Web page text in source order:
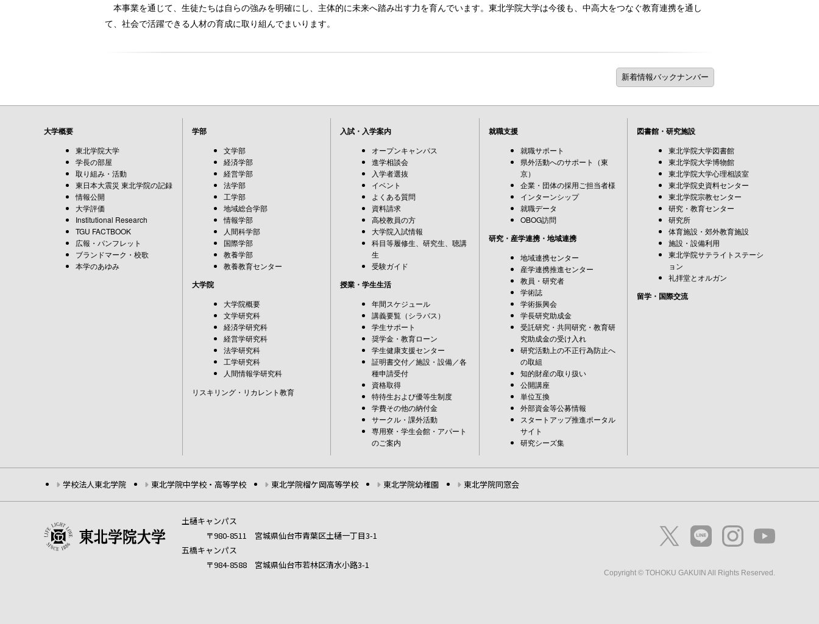
本事業を通じて、生徒たちは自らの強みを明確にし、主体的に未来へ踏み出す力を育んでいます。東北学院大学は今後も、中高大をつなぐ教育連携を通し
て、社会で活躍できる人材の育成に取り組んでまいります。
大学概要
東北学院大学
学長の部屋
取り組み・活動
東日本大震災 東北学院の記録
情報公開
大学評価
Institutional Research
TGU FACTBOOK
広報・パンフレット
ブランドマーク・校歌
本学のあゆみ
学部
文学部
経済学部
経営学部
法学部
工学部
地域総合学部
情報学部
人間科学部
国際学部
教養学部
教養教育センター
大学院
大学院概要
文学研究科
経済学研究科
経営学研究科
法学研究科
工学研究科
人間情報学研究科
リスキリング・リカレント教育
入試・入学案内
オープンキャンパス
進学相談会
入学者選抜
イベント
よくある質問
資料請求
高校教員の方
大学院入試情報
科目等履修生、研究生、聴講
生
受験ガイド
授業・学生生活
年間スケジュール
講義要覧（シラバス）
学生サポート
奨学金・教育ローン
学生健康支援センター
証明書交付／施設・設備／各
種申請受付
資格取得
特待生および優等生制度
学費その他の納付金
サークル・課外活動
専用寮・学生会館・アパート
のご案内
就職支援
就職サポート
県外活動へのサポート（東
京）
企業・団体の採用ご担当者様
インターンシップ
就職データ
OBOG訪問
研究・産学連携・地域連携
地域連携センター
産学連携推進センター
教員・研究者
学術誌
学術振興会
学長研究助成金
受託研究・共同研究・教育研
究助成金の受け入れ
研究活動上の不正行為防止へ
の取組
知的財産の取り扱い
公開講座
単位互換
外部資金等公募情報
スタートアップ推進ポータル
サイト
研究シーズ集
図書館・研究施設
東北学院大学図書館
東北学院大学博物館
東北学院大学心理相談室
東北学院史資料センター
東北学院宗教センター
研究・教育センター
研究所
体育施設・郊外教育施設
施設・設備利用
東北学院サテライトステーシ
ョン
礼拝堂とオルガン
留学・国際交流
学校法人東北学院 東北学院中学校・高等学校 東北学院榴ケ岡高等学校 東北学院幼稚園 東北学院同窓会
土樋キャンパス
〒980-8511 宮城県仙台市青葉区土樋一丁目3-1
五橋キャンパス
〒984-8588 宮城県仙台市若林区清水小路3-1
Copyright © TOHOKU GAKUIN All Rights Reserved.